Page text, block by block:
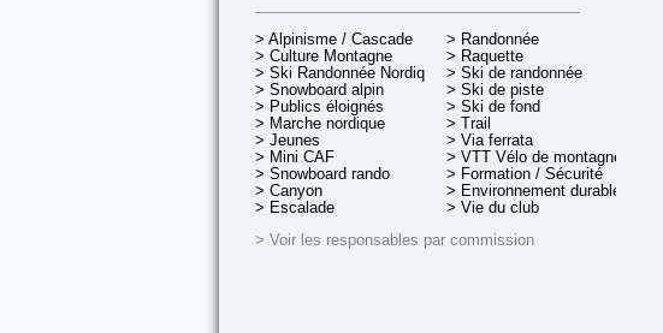
> Alpinisme / Cascade
> Culture Montagne
> Ski Randonnée Nordique
> Snowboard alpin
> Publics éloignés
> Marche nordique
> Jeunes
> Mini CAF
> Snowboard rando
> Canyon
> Escalade
> Randonnée
> Raquette
> Ski de randonnée
> Ski de piste
> Ski de fond
> Trail
> Via ferrata
> VTT Vélo de montagne
> Formation / Sécurité
> Environnement durable
> Vie du club
> Voir les responsables par commission